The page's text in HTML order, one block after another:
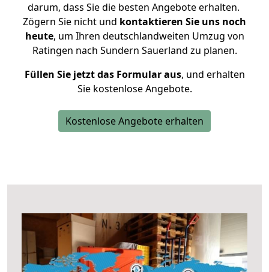
darum, dass Sie die besten Angebote erhalten.
Zögern Sie nicht und kontaktieren Sie uns noch
heute, um Ihren deutschlandweiten Umzug von
Ratingen nach Sundern Sauerland zu planen.
Füllen Sie jetzt das Formular aus, und erhalten
Sie kostenlose Angebote.
Kostenlose Angebote erhalten